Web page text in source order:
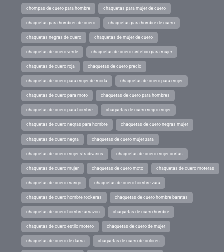
chompas de cuero para hombre chaquetas para mujer de cuero
chaquetas para hombres de cuero chaquetas para hombre de cuero
chaquetas negras de cuero chaquetas de mujer de cuero
chaquetas de cuero verde chaquetas de cuero sintetico para mujer
chaquetas de cuero roja chaquetas de cuero precio
chaquetas de cuero para mujer de moda chaquetas de cuero para mujer
chaquetas de cuero para moto chaquetas de cuero para hombres
chaquetas de cuero para hombre chaquetas de cuero negro mujer
chaquetas de cuero negras para hombre chaquetas de cuero negras mujer
chaquetas de cuero negra chaquetas de cuero mujer zara
chaquetas de cuero mujer stradivarius chaquetas de cuero mujer cortas
chaquetas de cuero mujer chaquetas de cuero moto chaquetas de cuero moteras
chaquetas de cuero mango chaquetas de cuero hombre zara
chaquetas de cuero hombre rockeras chaquetas de cuero hombre baratas
chaquetas de cuero hombre amazon chaquetas de cuero hombre
chaquetas de cuero estilo motero chaquetas de cuero de mujer
chaquetas de cuero de dama chaquetas de cuero de colores